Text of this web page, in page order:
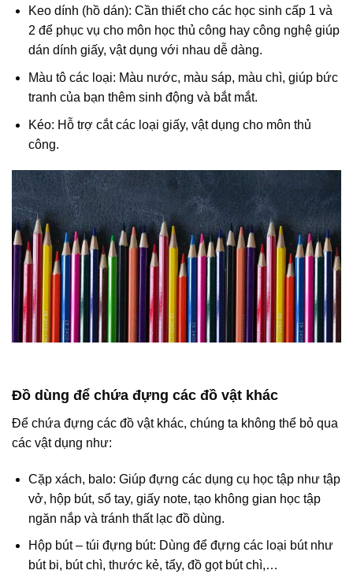
Keo dính (hồ dán): Cần thiết cho các học sinh cấp 1 và
2 để phục vụ cho môn học thủ công hay công nghệ giúp
dán dính giấy, vật dụng với nhau dễ dàng.
Màu tô các loại: Màu nước, màu sáp, màu chì, giúp bức
tranh của bạn thêm sinh động và bắt mắt.
Kéo: Hỗ trợ cắt các loại giấy, vật dụng cho môn thủ
công.
Đồ dùng để chứa đựng các đồ vật khác
Để chứa đựng các đồ vật khác, chúng ta không thể bỏ qua
các vật dụng như:
Cặp xách, balo: Giúp đựng các dụng cụ học tập như tập
vở, hộp bút, sổ tay, giấy note, tạo không gian học tập
ngăn nắp và tránh thất lạc đồ dùng.
Hộp bút – túi đựng bút: Dùng để đựng các loại bút như
bút bi, bút chì, thước kẻ, tẩy, đồ gọt bút chì,…